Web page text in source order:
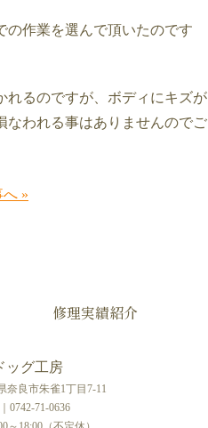
の作業を選んで頂いたのです
れるのですが、ボディにキズが
なわれる事はありませんのでご
»
修理実績紹介
ッグ工房
奈良市朱雀1丁目7-11
0742-71-0636